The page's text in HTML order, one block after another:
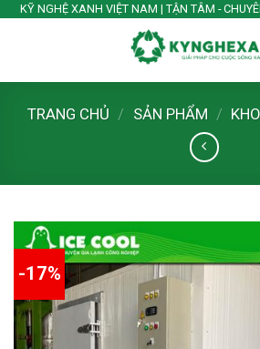
SkipKỸ NGHỆ XANH VIỆT NAM | TẬN TÂM -
TRANG CHỦ / SẢN PHẨM /
-17%